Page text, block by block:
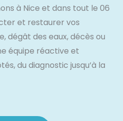
à Nice et dans tout le 06
et restaurer vos
dégât des eaux, décès ou
équipe réactive et
du diagnostic jusqu’à la